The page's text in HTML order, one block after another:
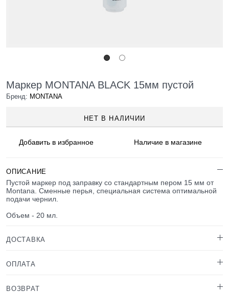
Маркер MONTANA BLACK 15мм пустой
Бренд: MONTANA
НЕТ В НАЛИЧИИ
Добавить в избранное Наличиев магазине
ОПИСАНИЕ
Пустой маркер под заправку со стандартным пером 15 мм от
Montana. Сменные перья, специальная система оптимальной
подачи чернил.
Объем - 20 мл.
ДОСТАВКА
ОПЛАТА
ВОЗВРАТ